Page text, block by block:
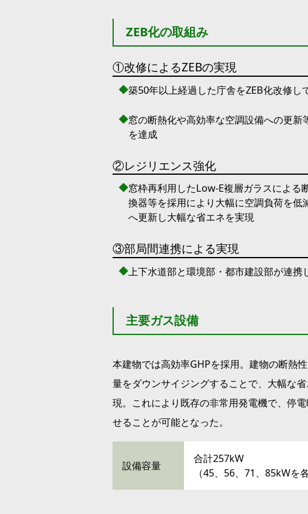
ZEB化の取組み
①改修によるZEBの実現
築50年以上経過した庁舎をZEB化改修し
窓の断熱化や高効率な空調設備への更新
を達成
②レジリエンス強化
窓枠再利用したLow-E複層ガラスによる
換器等を採用により大幅に空調負荷を低
へ更新し大幅な省エネを実現
③部局間連携による実現
上下水道部と環境部・都市建設部が連携
主要ガス設備
本建物では高効率GHPを採用。建物の断熱
量をダウンサイジングすることで、大幅な
現。これにより既存の非常用発電機で、停
せることが可能となった。
設備容量
合計257kW
（45、56、71、85kWを